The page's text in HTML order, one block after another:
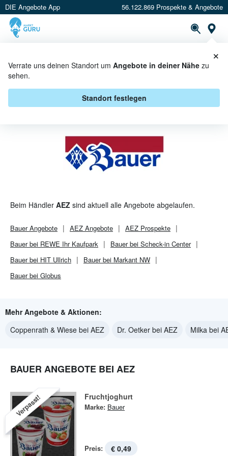
DIE Angebote App 56.122.869 Prospekte & Angebote
Verrate uns deinen Standort um Angebote in deiner Nähe zu
sehen.
Standort festlegen
×
BAUER BEI AEZ - ANGEBOTE &
Beim Händler AEZ sind aktuell alle Angebote abgelaufen.
BauerAngebote AEZ Angebote AEZ Prospekte
Bauer bei REWE Ihr Kaufpark
Bauer bei Scheck-in Center
Bauer bei HIT Ullrich
Bauer bei Markant NW
Bauer bei Globus
Mehr Angebote & Aktionen:
Coppenrath & Wiese bei AEZ
Dr. Oetker bei AEZ Milka bei
BAUER ANGEBOTE BEI AEZ
Verpasst! Fruchtjoghurt
Marke: Bauer
Preis: € 0,49